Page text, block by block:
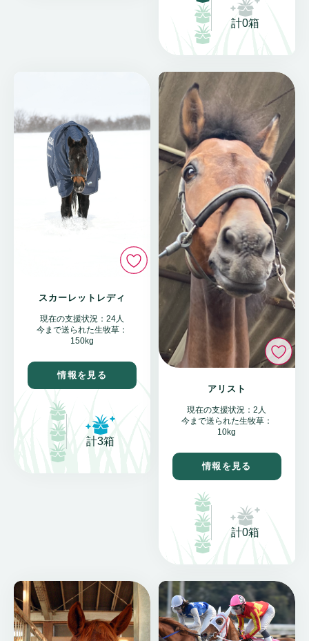
計0箱
いいね
スカーレットレディ
現在の支援状況：24人
今まで送られた生牧草：
150kg
情報を見る
計3箱
い
アリスト
現在の支援状況：2人
今まで送られた生牧草：
10kg
情報を見る
計0箱